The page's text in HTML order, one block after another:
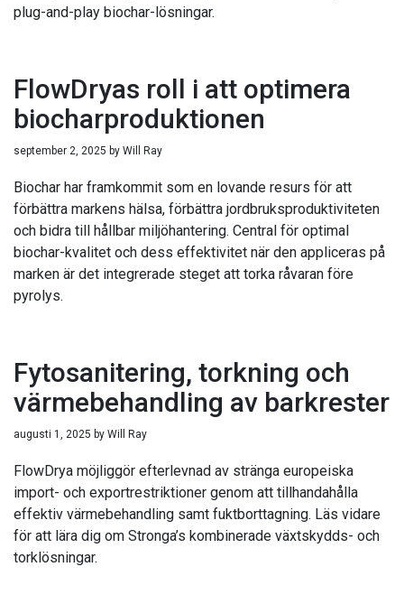
plug-and-play biochar-lösningar.
FlowDryas roll i att optimera
biocharproduktionen
september 2, 2025 by Will Ray
Biochar har framkommit som en lovande resurs för att
förbättra markens hälsa, förbättra jordbruksproduktiviteten
och bidra till hållbar miljöhantering. Central för optimal
biochar-kvalitet och dess effektivitet när den appliceras på
marken är det integrerade steget att torka råvaran före
pyrolys.
Fytosanitering, torkning och
värmebehandling av barkrester
augusti 1, 2025 by Will Ray
FlowDrya möjliggör efterlevnad av stränga europeiska
import- och exportrestriktioner genom att tillhandahålla
effektiv värmebehandling samt fuktborttagning. Läs vidare
för att lära dig om Stronga’s kombinerade växtskydds- och
torklösningar.